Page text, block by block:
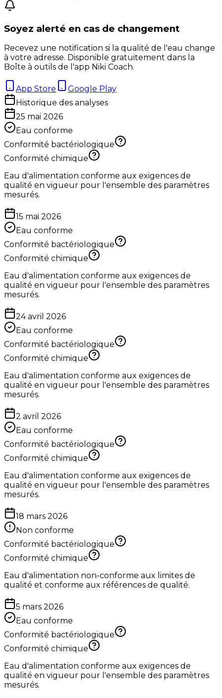
Soyez alerté en cas de changement
Recevez une notification si la qualité de l'eau change
à votre adresse. Disponible gratuitement dans la
Boîte à outils de l'app Niki Coach.
App Store
Google Play
Historique des analyses
25 mai 2026
Eau conforme
Conformité bactériologique
Conformité chimique
Eau d'alimentation conforme aux exigences de
qualité en vigueur pour l'ensemble des paramètres
mesurés.
15 mai 2026
Eau conforme
Conformité bactériologique
Conformité chimique
Eau d'alimentation conforme aux exigences de
qualité en vigueur pour l'ensemble des paramètres
mesurés.
24 avril 2026
Eau conforme
Conformité bactériologique
Conformité chimique
Eau d'alimentation conforme aux exigences de
qualité en vigueur pour l'ensemble des paramètres
mesurés.
2 avril 2026
Eau conforme
Conformité bactériologique
Conformité chimique
Eau d'alimentation conforme aux exigences de
qualité en vigueur pour l'ensemble des paramètres
mesurés.
18 mars 2026
Non conforme
Conformité bactériologique
Conformité chimique
Eau d'alimentation non-conforme aux limites de
qualité et conforme aux références de qualité.
5 mars 2026
Eau conforme
Conformité bactériologique
Conformité chimique
Eau d'alimentation conforme aux exigences de
qualité en vigueur pour l'ensemble des paramètres
mesurés.